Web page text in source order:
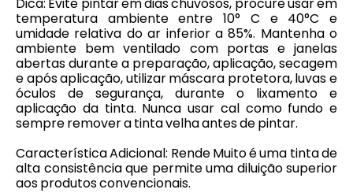
temperatura ambiente entre 10° C e 40°C e
umidade relativa do ar inferior a 85%. Mantenha o
ambiente bem ventilado com portas e janelas
abertas durante a preparação, aplicação, secagem
e após aplicação, utilizar máscara protetora, luvas e
óculos de segurança, durante o lixamento e
aplicação da tinta. Nunca usar cal como fundo e
sempre remover a tinta velha antes de pintar.
Característica Adicional: Rende Muito é uma tinta de
alta consistência que permite uma diluição superior
aos produtos convencionais.